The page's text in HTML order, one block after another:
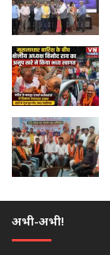
अभी-अभी!